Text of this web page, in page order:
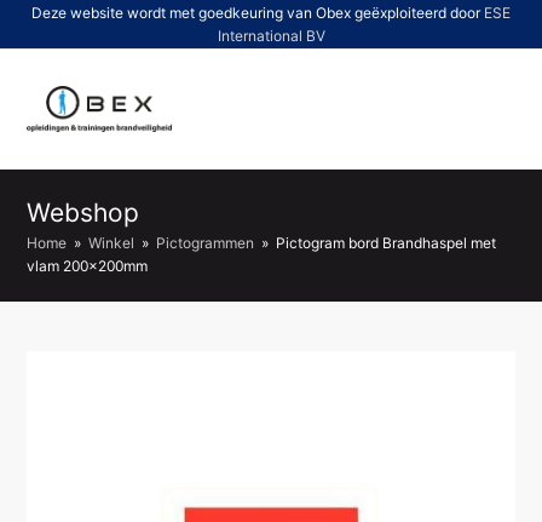
Deze website wordt met goedkeuring van Obex geëxploiteerd door ESE
International BV
Webshop
Home » Winkel » Pictogrammen » Pictogram bord Brandhaspel met
vlam 200x200mm